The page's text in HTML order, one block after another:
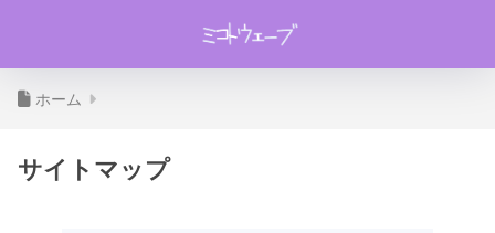
ホーム
サイトマップ